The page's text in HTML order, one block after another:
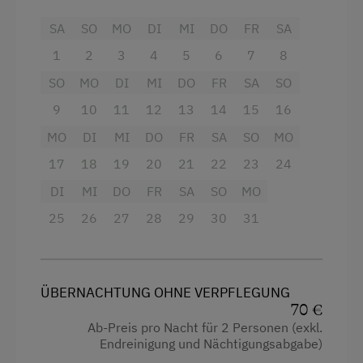
Waschmaschine
Infrarotkabine
Geschirr, Tisch- und Bettwäsche sowie
Hand- und Duschtücher sind vorhanden.
Bei Bedarf Babyausstattung wie
Ausstattung
4 Plattenherd
SA
1
SO
2
MO
3
DI
4
MI
5
DO
6
FR
7
SA
8
SO
9
MO
10
DI
11
MI
12
DO
13
FR
14
SA
15
SO
16
MO
17
DI
18
MI
19
DO
20
FR
21
SA
22
SO
23
MO
24
DI
25
MI
26
DO
27
FR
28
SA
29
SO
30
MO
31
ÜBERNACHTUNG OHNE VERPFLEGUNG
70 €
Ab-Preis pro Nacht für 2 Personen (exkl.
Endreinigung und Nächtigungsabgabe)